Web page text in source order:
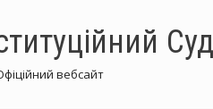
вебсайт